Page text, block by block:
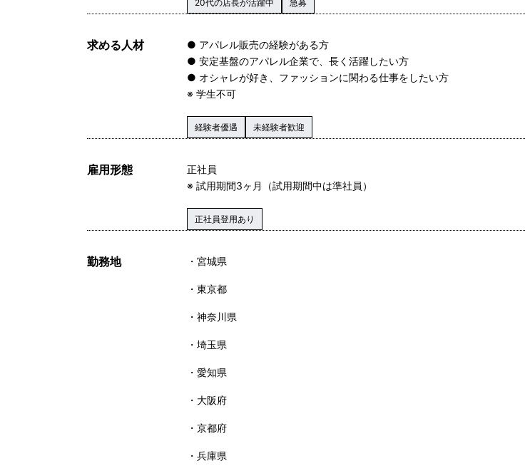
20代の店長が活躍中 急募
求める人材
● アパレル販売の経験がある方
● 安定基盤のアパレル企業で、長く活躍したい方
● オシャレが好き、ファッションに関わる仕事をしたい方
※ 学生不可
経験者優遇 未経験者歓迎
雇用形態
正社員
※ 試用期間3ヶ月（試用期間中は準社員）
正社員登用あり
勤務地 宮城県
東京都
神奈川県
埼玉県
愛知県
大阪府
京都府
兵庫県